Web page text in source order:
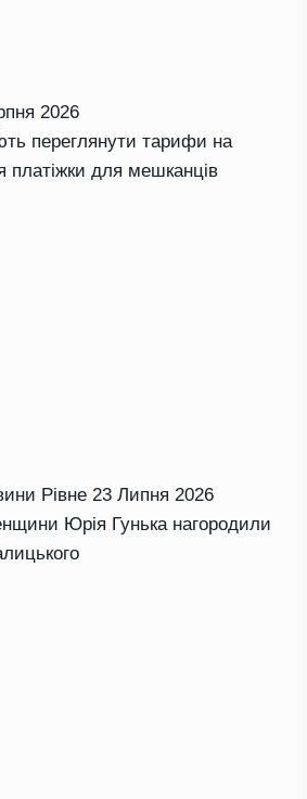
2026
переглянути тарифи на
платіжки для мешканців
Рівне 23 Липня 2026
Юрія Гунька нагородили